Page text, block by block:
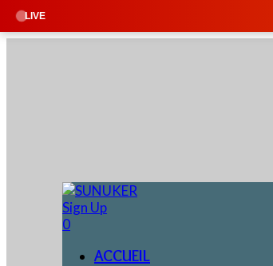
LIVE
Sign Up
0
ACCUEIL